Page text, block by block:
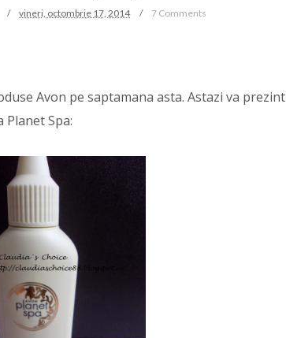
vineri, octombrie 17, 2014 7 Comments
Avon pe saptamana asta. Astazi va prezint
Spa: